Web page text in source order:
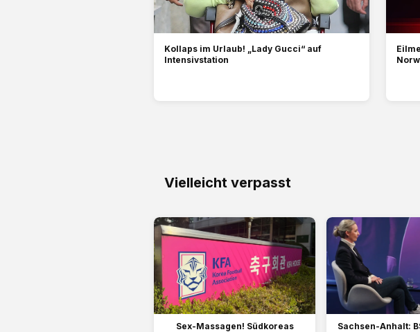
Kollaps im Urlaub! „Lady Gucci“ auf
Intensivstation
Vielleicht verpasst
Sex-Massagen! Südkoreas Sachsen-Anhalt: